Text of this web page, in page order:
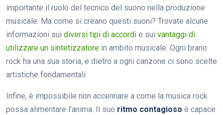
importante il ruolo del tecnico del suono nella produzione
musicale. Ma come si creano questi suoni? Trovate alcune
informazioni sui diversi tipi di accordi e sui vantaggi di
utilizzare un sintetizzatore in ambito musicale. Ogni brano
rock ha una sua storia, e dietro a ogni canzone ci sono scelte
artistiche fondamentali
Infine, è impossibile non accennare a come la musica rock
possa alimentare l’anima. Il suo ritmo contagioso è capace